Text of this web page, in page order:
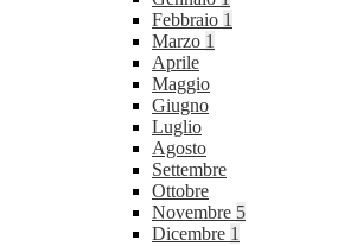
Febbraio 1
Marzo 1
Aprile
Maggio
Giugno
Luglio
Agosto
Settembre
Ottobre
Novembre 5
Dicembre 1